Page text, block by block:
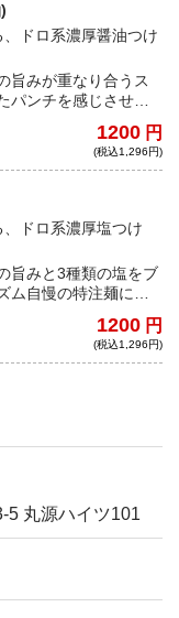
ドロ系濃厚醤油つけ
旨みが重なり合うス
パンチを感じさせ
れる絶品つけ麺だ！
1200 円
(税込1,296円)
ドロ系濃厚塩つけ
旨みと3種類の塩をブ
ム自慢の特注麺に絡
る絶品つけ麺だ！
1200 円
(税込1,296円)
5 丸源ハイツ101